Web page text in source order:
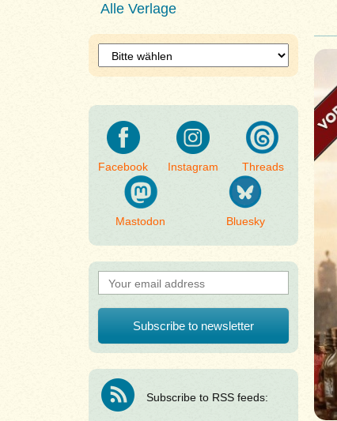
Alle Verlage
Facebook Instagram Threads
Mastodon Bluesky
Subscribe to RSS feeds: